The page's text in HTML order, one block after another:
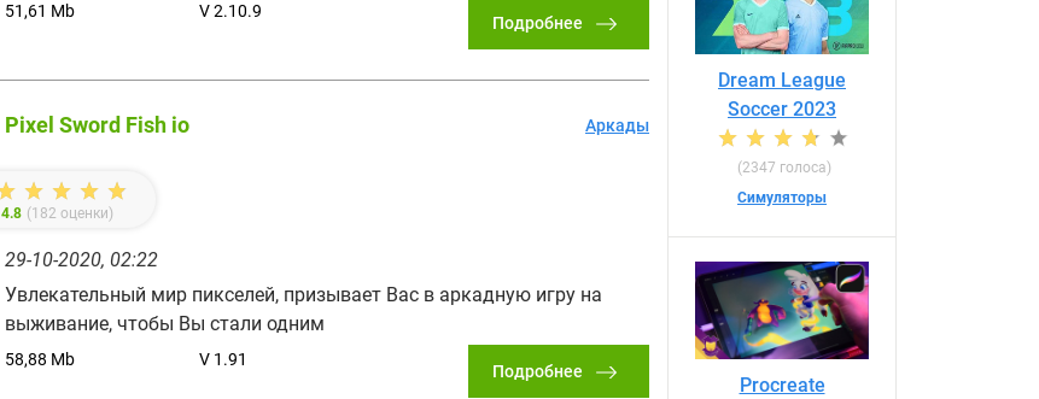
51,61 Mb V 2.10.9
Подробнее
Pixel Sword Fish io
4.8 (182 оценки)
29-10-2020, 02:22
Увлекательный мир пикселей, призывает Вас в аркадную игру на
выживание, чтобы Вы стали одним
58,88 Mb V 1.91
Аркады
Подробнее
Dream League
Soccer 2023
(2347 голоса)
Симуляторы
Procreate